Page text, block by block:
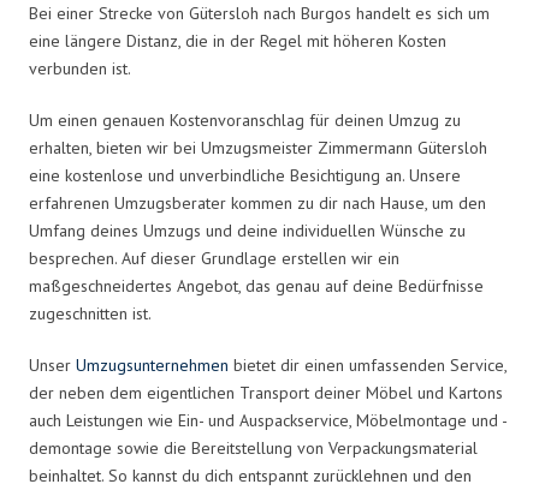
Bei einer Strecke von Gütersloh nach Burgos handelt es sich um
eine längere Distanz, die in der Regel mit höheren Kosten
verbunden ist.
Um einen genauen Kostenvoranschlag für deinen Umzug zu
erhalten, bieten wir bei Umzugsmeister Zimmermann Gütersloh
eine kostenlose und unverbindliche Besichtigung an. Unsere
erfahrenen Umzugsberater kommen zu dir nach Hause, um den
Umfang deines Umzugs und deine individuellen Wünsche zu
besprechen. Auf dieser Grundlage erstellen wir ein
maßgeschneidertes Angebot, das genau auf deine Bedürfnisse
zugeschnitten ist.
Unser Umzugsunternehmen bietet dir einen umfassenden Service,
der neben dem eigentlichen Transport deiner Möbel und Kartons
auch Leistungen wie Ein- und Auspackservice, Möbelmontage und -
demontage sowie die Bereitstellung von Verpackungsmaterial
beinhaltet. So kannst du dich entspannt zurücklehnen und den